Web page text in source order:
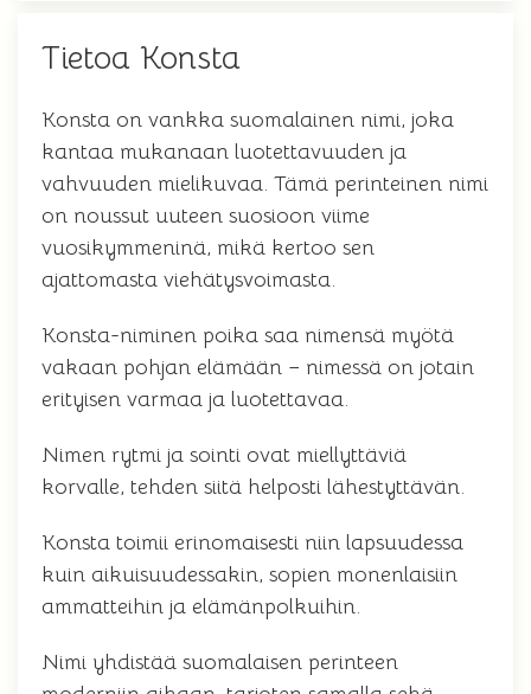
Tietoa Konsta
Konsta on vankka suomalainen nimi, joka
kantaa mukanaan luotettavuuden ja
vahvuuden mielikuvaa. Tämä perinteinen nimi
on noussut uuteen suosioon viime
vuosikymmeninä, mikä kertoo sen
ajattomasta viehätysvoimasta.
Konsta-niminen poika saa nimensä myötä
vakaan pohjan elämään – nimessä on jotain
erityisen varmaa ja luotettavaa.
Nimen rytmi ja sointi ovat miellyttäviä
korvalle, tehden siitä helposti lähestyttävän.
Konsta toimii erinomaisesti niin lapsuudessa
kuin aikuisuudessakin, sopien monenlaisiin
ammatteihin ja elämänpolkuihin.
Nimi yhdistää suomalaisen perinteen